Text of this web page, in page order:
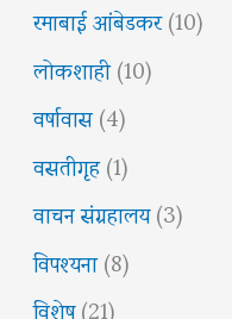
रमाबाई आंबेडकर(10)
लोकशाही(10)
वर्षावास(4)
वसतीगृह(1)
वाचन संग्रहालय(3)
विपश्यना(8)